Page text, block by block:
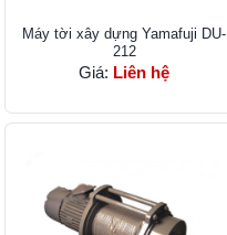
Máy tời xây dựng Yamafuji DU-
212
Giá: Liên hệ